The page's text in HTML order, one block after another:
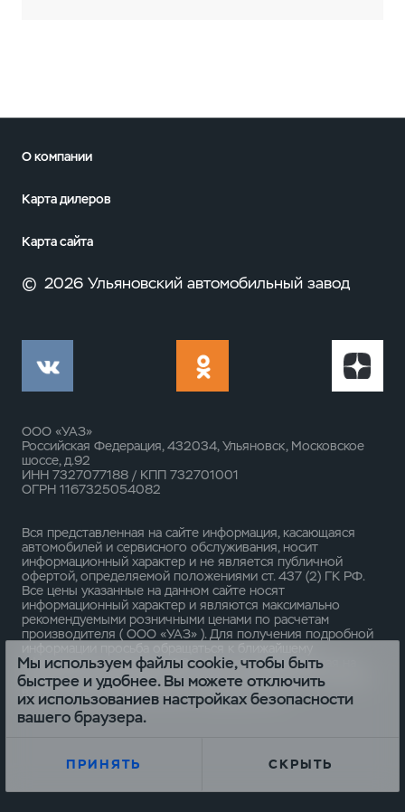
О компании
Карта дилеров
Карта сайта
© 2026 Ульяновский автомобильный завод
ООО «УАЗ»
Российская Федерация, 432034, Ульяновск, Московское
шоссе, д.92
ИНН 7327077188 / КПП 732701001
ОГРН 1167325054082
Вся представленная на сайте информация, касающаяся
автомобилей и сервисного обслуживания, носит
информационный характер и не является публичной
офертой, определяемой положениями ст. 437 (2) ГК РФ.
Все цены указанные на данном сайте носят
информационный характер и являются максимально
рекомендуемыми розничными ценами по расчетам
производителя ( ООО «УАЗ» ). Для получения подробной
официальному дилеру ООО «УАЗ» . Опубликованная на
данном сайте информация может быть изменена в любое
время без предварительного уведомления.
Мы используем файлы cookie, чтобы быть
быстрее и удобнее. Вы можете отключить
их использованиев настройках безопасности
вашего браузера.
ПРИНЯТЬ СКРЫТЬ